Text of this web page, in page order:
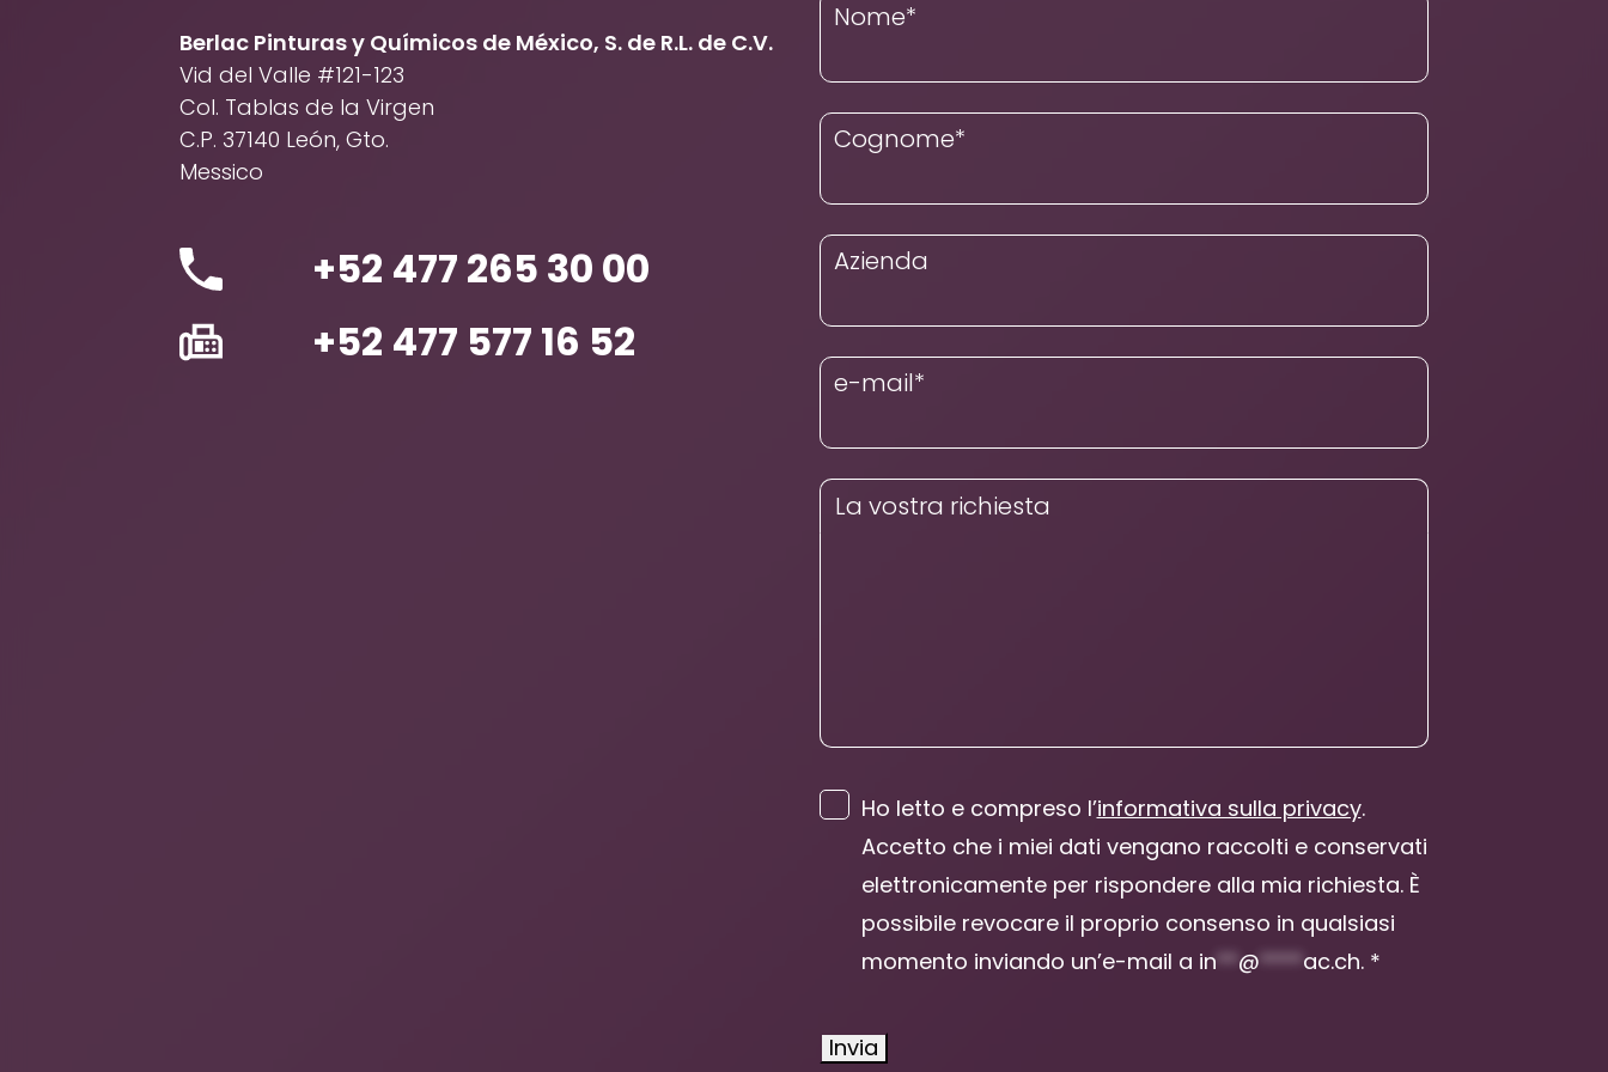
Berlac Pinturas y Químicos de México, S. de R.L. de C.V.
Vid del Valle #121-123
Col. Tablas de la Virgen
C.P. 37140 León, Gto.
Messico
+52 477 265 30 00
+52 477 577 16 52
Nome*
Cognome*
Azienda
e-mail*
La vostra richiesta
Ho letto e compreso l’informativa sulla privacy.
Accetto che i miei dati vengano raccolti e conservati
elettronicamente per rispondere alla mia richiesta. È
possibile revocare il proprio consenso in qualsiasi
momento inviando un’e-mail a in**@****ac.ch. *
Invia